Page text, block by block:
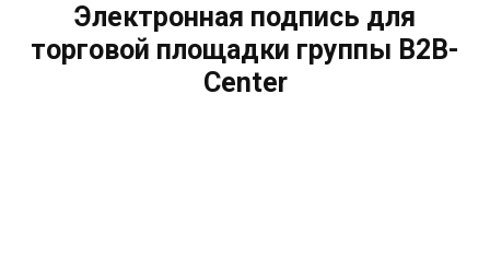
Электронная подпись для
торговой площадки группы B2B-
Center